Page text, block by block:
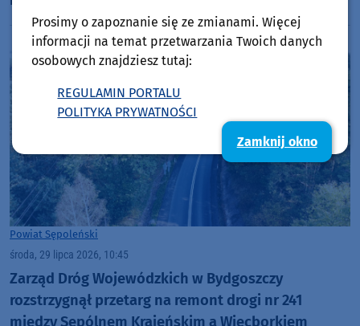
Powiat Sępoleński
środa, 29 lipca 2026, 10:45
Zarząd Dróg Wojewódzkich w Bydgoszczy
rozstrzygnął przetarg na remont drogi nr 241
między Sępólnem Krajeńskim a Więcborkiem
Prosimy o zapoznanie się ze zmianami. Więcej
informacji na temat przetwarzania Twoich danych
osobowych znajdziesz tutaj:
REGULAMIN PORTALU
POLITYKA PRYWATNOŚCI
Zamknij okno